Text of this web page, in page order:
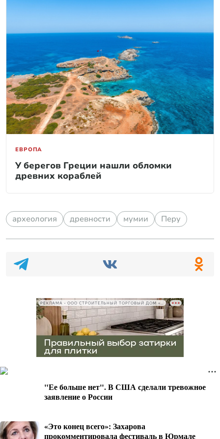
ЕВРОПА
У берегов Греции нашли обломки
древних кораблей
археология древности мумии Перу
"Ее больше нет". В США сделали тревожное
заявление о России
«Это конец всего»: Захарова
прокомментировала фестиваль в Юрмале